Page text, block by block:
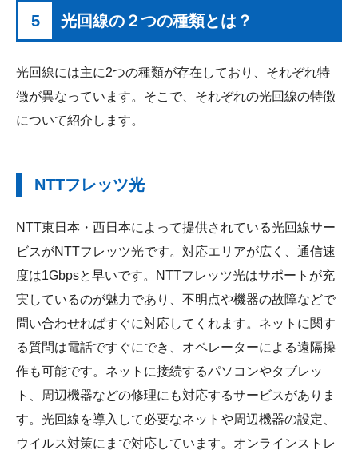
5 光回線の２つの種類とは？
光回線には主に2つの種類が存在しており、それぞれ特
徴が異なっています。そこで、それぞれの光回線の特徴
について紹介します。
NTTフレッツ光
NTT東日本・西日本によって提供されている光回線サー
ビスがNTTフレッツ光です。対応エリアが広く、通信速
度は1Gbpsと早いです。NTTフレッツ光はサポートが充
実しているのが魅力であり、不明点や機器の故障などで
問い合わせればすぐに対応してくれます。ネットに関す
る質問は電話ですぐにでき、オペレーターによる遠隔操
作も可能です。ネットに接続するパソコンやタブレッ
ト、周辺機器などの修理にも対応するサービスがありま
す。光回線を導入して必要なネットや周辺機器の設定、
ウイルス対策にまで対応しています。オンラインストレ